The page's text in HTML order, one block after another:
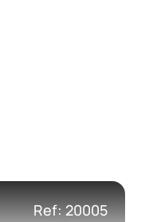
Ref: 20005